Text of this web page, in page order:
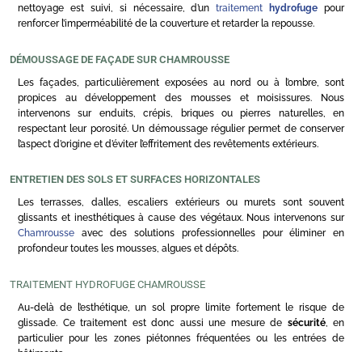
nettoyage est suivi, si nécessaire, d’untraitement hydrofuge pour
renforcer l’imperméabilité de la couverture et retarder la repousse.
DÉMOUSSAGE DE FAÇADE SUR CHAMROUSSE
Les façades, particulièrement exposées au nord ou à l’ombre, sont
propices au développement des mousses et moisissures. Nous
intervenons sur enduits, crépis, briques ou pierres naturelles, en
respectant leur porosité. Un démoussage régulier permet de conserver
l’aspect d’origine et d’éviter l’effritement des revêtements extérieurs.
ENTRETIEN DES SOLS ET SURFACES HORIZONTALES
Les terrasses, dalles, escaliers extérieurs ou murets sont souvent
glissants et inesthétiques à cause des végétaux. Nous intervenons sur
Chamrousse avec des solutions professionnelles pour éliminer en
profondeur toutes les mousses, algues et dépôts.
TRAITEMENT HYDROFUGE CHAMROUSSE
Au-delà de l’esthétique, un sol propre limite fortement le risque de
glissade. Ce traitement est donc aussi une mesure de sécurité, en
particulier pour les zones piétonnes fréquentées ou les entrées de